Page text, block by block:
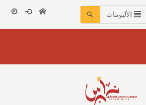
الألبومات